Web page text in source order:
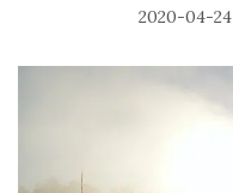
2020-04-24